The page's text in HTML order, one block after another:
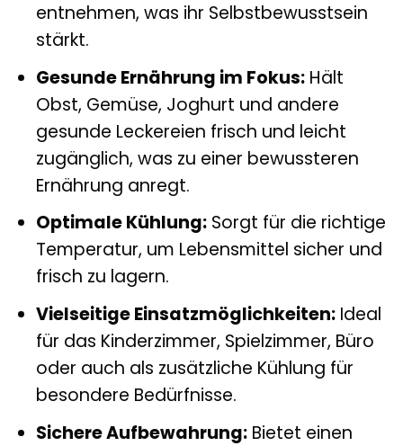
entnehmen, was ihr Selbstbewusstsein
stärkt.
Gesunde Ernährung im Fokus:Hält
Obst, Gemüse, Joghurt und andere
gesunde Leckereien frisch und leicht
zugänglich, was zu einer bewussteren
Ernährung anregt.
Optimale Kühlung:Sorgt für die richtige
Temperatur, um Lebensmittel sicher und
frisch zu lagern.
Vielseitige Einsatzmöglichkeiten:Ideal
für das Kinderzimmer, Spielzimmer, Büro
oder auch als zusätzliche Kühlung für
besondere Bedürfnisse.
Sichere Aufbewahrung:Bietet einen